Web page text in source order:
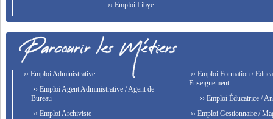
›› Emploi Libye
›› Emploi Administrative
›› Emploi Agent Administrative / Agent de
Bureau
›› Emploi Archiviste
›› Emploi Formation /
Enseignement
›› Emploi Éducatrice /
›› Emploi Gestionnaire /